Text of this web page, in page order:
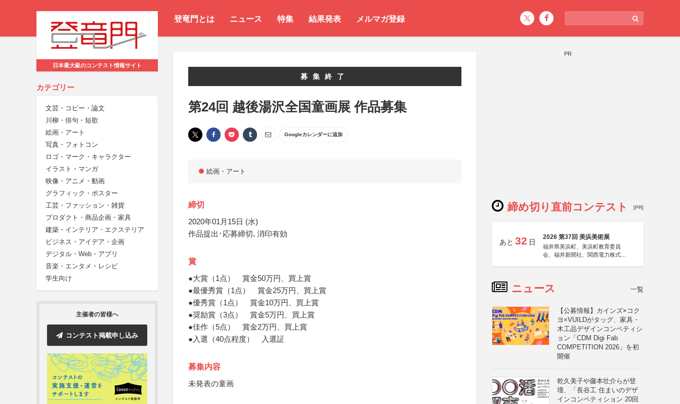
登竜門とは ニュース 特集 結果発表 メルマガ登録
日本最大級のコンテスト情報サイト
カテゴリー
文芸・コピー・論文
川柳・俳句・短歌
絵画・アート
写真・フォトコン
ロゴ・マーク・キャラクター
イラスト・マンガ
映像・アニメ・動画
グラフィック・ポスター
工芸・ファッション・雑貨
プロダクト・商品企画・家具
建築・インテリア・エクステリア
ビジネス・アイデア・企画
デジタル・Web・アプリ
音楽・エンタメ・レシピ
学生向け
主催者の皆様へ
コンテスト掲載申し込み
募集終了
第24回 越後湯沢全国童画展 作品募集
Googleカレンダーに追加
絵画・アート
締切
2020年01月15日 (水)
作品提出･応募締切､消印有効
賞
●大賞（1点） 賞金50万円、買上賞
●最優秀賞（1点） 賞金25万円、買上賞
●優秀賞（1点） 賞金10万円、買上賞
●奨励賞（3点） 賞金5万円、買上賞
●佳作（5点） 賞金2万円、買上賞
●入選（40点程度） 入選証
募集内容
未発表の童画
PR
締め切り直前コンテスト [PR]
あと 32 日
2026 第37回 美浜美術展
福井県美浜町、美浜町教育委員
会、福井新聞社、関西電力株式会
ニュース 一覧
【公募情報】カインズ×コク
ヨ×VUILDがタッグ、家具・
木工品デザインコンペティシ
ョン「CDM Digi Fab
COMPETITION 2026」を初
開催
乾久美子や藤本壮介らが登
壇、「長谷工 住まいのデザ
インコンペティション 20回